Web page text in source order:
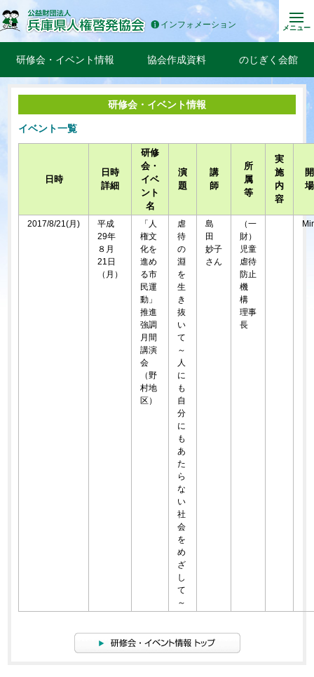
インフォメーション メニュー
研修会・イベント情報 協会作成資料 のじぎく会館
研修会・イベント情報
イベント一覧
日時
日時
詳細
研修
会・
イベ
ント
名
演
題
講
師
所
属
等
実
施
内
容
2017/8/21(月)
平成
29年
８月
21日
（月）
「人
権文
化を
進め
る市
民運
動」
推進
強調
月間
講演
会
（野
村地
区）
虐
待
の
淵
を
生
き
抜
い
て
～
人
に
も
自
分
に
も
あ
た
ら
な
い
社
会
を
め
ざ
し
て
～
島
田
妙子
さん
（一
財）
児童
虐待
防止
機
構
理事
長